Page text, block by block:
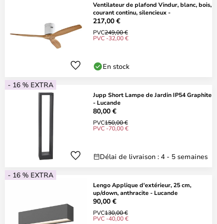
Ventilateur de plafond Vindur, blanc, bois,
courant continu, silencieux -
217,00 €
PVC249,00 €
PVC -32,00 €
En stock
- 16 % EXTRA
Jupp Short Lampe de Jardin IP54 Graphite
- Lucande
80,00 €
PVC150,00 €
PVC -70,00 €
Délai de livraison : 4 - 5 semaines
- 16 % EXTRA
Lengo Applique d'extérieur, 25 cm,
up/down, anthracite - Lucande
90,00 €
PVC130,00 €
PVC -40,00 €